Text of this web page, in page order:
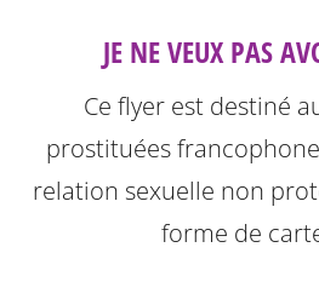
JE NE VEUX PAS
Ce flyer est destiné
prostituées
relation sexuelle non
forme de